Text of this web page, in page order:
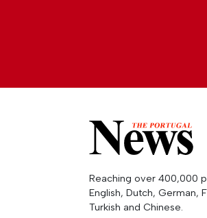
Reaching over 400,000
English, Dutch, German,
Turkish and Chinese.